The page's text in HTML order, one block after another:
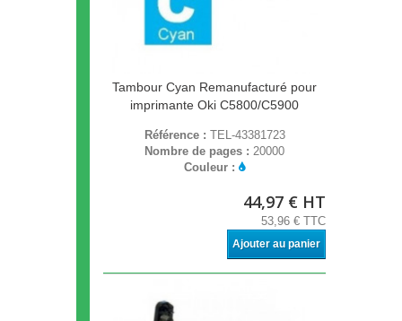
Tambour Cyan Remanufacturé pour
imprimante Oki C5800/C5900
Référence : TEL-43381723
Nombre de pages : 20000
Couleur :
44,97 € HT
53,96 € TTC
Ajouter au panier